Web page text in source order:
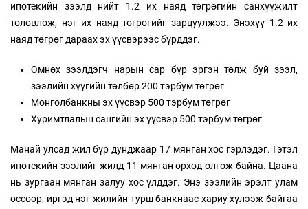
ипотекийн зээлд нийт 1.2 их наяд төгрөгийн санхүүжилт
төлөвлөж, нэг их наяд төгрөгийг зарцуулжээ. Энэхүү 1.2 их
наяд төгрөг дараах эх үүсвэрээс бүрддэг.
Өмнөх зээлдэгч нарын сар бүр эргэн төлж буй зээл,
зээлийн хүүгийн төлбөр 200 тэрбум төгрөг
Монголбанкны эх үүсвэр 500 тэрбум төгрөг
Хуримтлалын сангийн эх үүсвэр 500 тэрбум төгрөг
Манай улсад жил бүр дунджаар 17 мянган хос гэрлэдэг. Гэтэл
ипотекийн зээлийг жилд 11 мянган өрхөд олгож байна. Цаана
нь зургаан мянган залуу хос үлддэг. Энэ зээлийн эрэлт улам
өссөөр, иргэд нэг жилийн турш банкнаас хариу хүлээж байгаа